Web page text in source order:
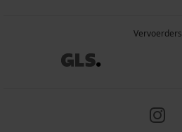
Vervoerders